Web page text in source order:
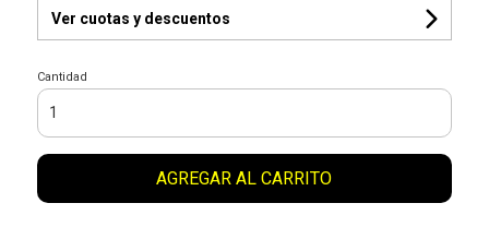
Ver cuotas y descuentos
Cantidad
AGREGAR AL CARRITO